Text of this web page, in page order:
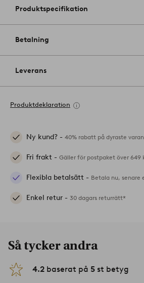
Produktspecifikation
Betalning
Leverans
Produktdeklaration
Ny kund? - 40% rabatt på dyraste
Fri frakt - Gäller för postpaket över 649
Flexibla betalsätt - Betala nu, senare
Enkel retur - 30 dagars returrätt*
Så tycker andra
4.2 baserat på 5 st betyg